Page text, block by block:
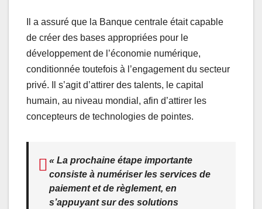
Il a assuré que la Banque centrale était capable
de créer des bases appropriées pour le
développement de l’économie numérique,
conditionnée toutefois à l’engagement du secteur
privé. Il s’agit d’attirer des talents, le capital
humain, au niveau mondial, afin d’attirer les
concepteurs de technologies de pointes.
« La prochaine étape importante
consiste à numériser les services de
paiement et de règlement, en
s’appuyant sur des solutions